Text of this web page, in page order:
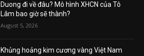
Duong đi về đâu? Mô hình XHCN của Tô
Lâm bao giờ sẽ thành?
August 5, 2026
Khủng hoảng kim cương vàng Việt Nam